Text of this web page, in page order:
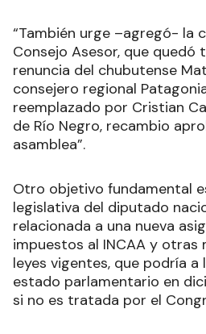
“También urge –agregó- la
Consejo Asesor, que quedó
renuncia del chubutense
consejero regional
reemplazado por Cristian
de Río Negro, recambio
asamblea”.
Otro objetivo fundamental
legislativa del diputado
relacionada a una nueva
impuestos al INCAA y otras
leyes vigentes, que podría a
estado parlamentario en
si no es tratada por el